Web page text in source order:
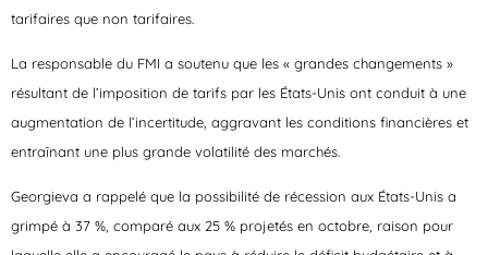
tarifaires que non tarifaires.
La responsable du FMI a soutenu que les « grandes changements »
résultant de l’imposition de tarifs par les États-Unis ont conduit à une
augmentation de l’incertitude, aggravant les conditions financières et
entraînant une plus grande volatilité des marchés.
Georgieva a rappelé que la possibilité de récession aux États-Unis a
grimpé à 37 %, comparé aux 25 % projetés en octobre, raison pour